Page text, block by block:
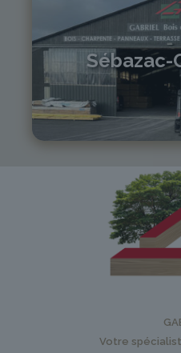
Sébazac-
05
Votre